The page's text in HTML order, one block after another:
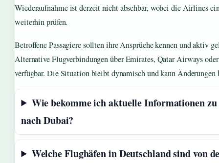
Wiederaufnahme ist derzeit nicht absehbar, wobei die Airlines
weiterhin prüfen.
Betroffene Passagiere sollten ihre Ansprüche kennen und aktiv
Alternative Flugverbindungen über Emirates, Qatar Airways
verfügbar. Die Situation bleibt dynamisch und kann Änderungen
Wie bekomme ich aktuelle Informationen
nach Dubai?
Welche Flughäfen in Deutschland sind von